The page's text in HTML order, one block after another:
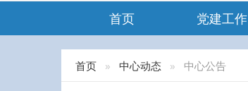
首页 党建工作
首页 中心动态 中心公告